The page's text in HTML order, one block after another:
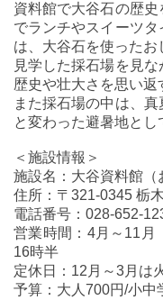
資料館で大谷石の歴
でランチやスイーツ
は、大谷石を使ったお
見学した採石場を見
歴史や壮大さを思い返
また採石場の中は、
と変わった避暑地とし
＜施設情報＞
施設名：大谷資料館（
住所：〒321-0345 栃
電話番号：028-652-
営業時間：4月～11
16時半
定休日：12月～3月は
予算：大人700円/小中